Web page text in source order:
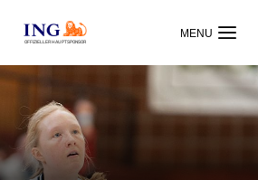
OFFIZIELLER HAUPTSPONSOR